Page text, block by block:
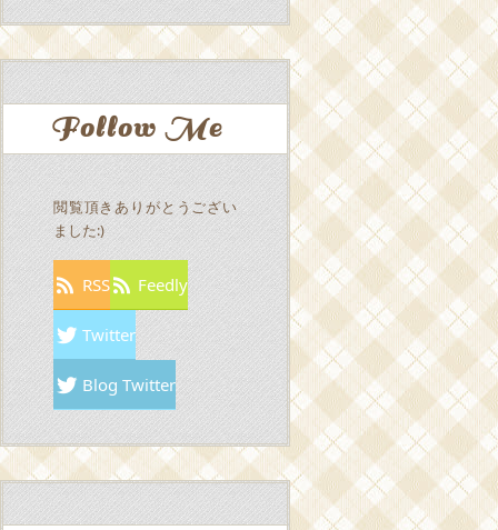
Follow Me
閲覧頂きありがとうござい
ました:)
RSS Feedly
Twitter
Blog Twitter